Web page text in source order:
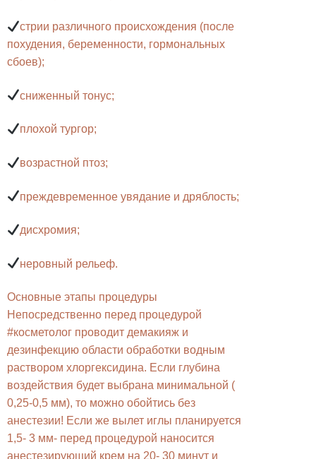
стрии различного происхождения (после
похудения, беременности, гормональных
сбоев);
сниженный тонус;
плохой тургор;
возрастной птоз;
преждевременное увядание и дряблость;
дисхромия;
неровный рельеф.
Основные этапы процедуры
Непосредственно перед процедурой
#косметолог проводит демакияж и
дезинфекцию области обработки водным
раствором хлоргексидина. Если глубина
воздействия будет выбрана минимальной (
0,25-0,5 мм), то можно обойтись без
анестезии! Если же вылет иглы планируется
1,5- 3 мм- перед процедурой наносится
анестезирующий крем на 20- 30 минут и